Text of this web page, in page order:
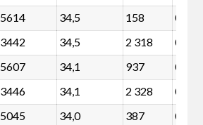
5614 34,5 158 0,0
3442 34,5 2 318 0,4
5607 34,1 937 0,2
3446 34,1 2 328 0,4
5045 34,0 387 0,1